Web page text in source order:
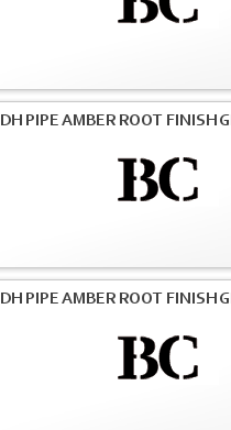
DH PIPE AMBER ROOT FINISH
DH PIPE AMBER ROOT FINISH